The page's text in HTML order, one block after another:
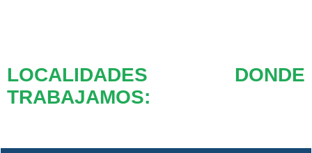
LOCALIDADES DONDE
TRABAJAMOS: